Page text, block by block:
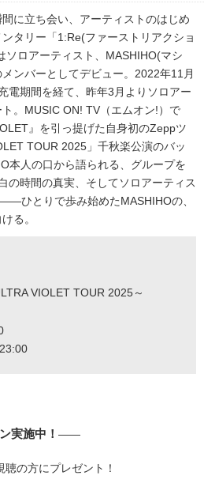
に立ち会い、アーティストのはじめ
タリー「1:Re(ファーストリアクショ
ロアーティスト、MASHIHO(マシ
ンバーとしてデビュー。2022年11月
電期間を経て、昨年3月よりソロアー
。MUSIC ON! TV（エムオン!）で
』を引っ提げた自身初のZeppツ
TOUR 2025」千秋楽公演のバッ
本人の口から語られる、グループを
の時間の真実、そしてソロアーティス
ひとりで歩み始めたMASHIHOの、
る。
VIOLET TOUR 2025～
実施中！ ――
の方にプレゼント！